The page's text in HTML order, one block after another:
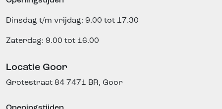
Dinsdag t/m vrijdag: 9.00 tot 17.30
Zaterdag: 9.00 tot 16.00
Locatie Goor
Grotestraat 84 7471 BR, Goor